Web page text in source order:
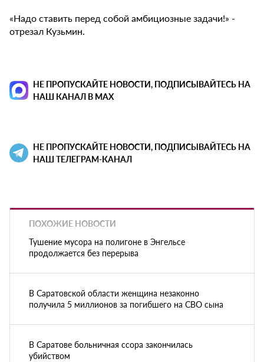
«Надо ставить перед собой амбициозные задачи!» -
отрезал Кузьмин.
НЕ ПРОПУСКАЙТЕ НОВОСТИ, ПОДПИСЫВАЙТЕСЬ НА
НАШ КАНАЛ В MAX
НЕ ПРОПУСКАЙТЕ НОВОСТИ, ПОДПИСЫВАЙТЕСЬ НА
НАШ ТЕЛЕГРАМ-КАНАЛ
ПОХОЖИЕ НОВОСТИ
Тушение мусора на полигоне в Энгельсе
продолжается без перерыва
В Саратовской области женщина незаконно
получила 5 миллионов за погибшего на СВО сына
В Саратове больничная ссора закончилась
убийством